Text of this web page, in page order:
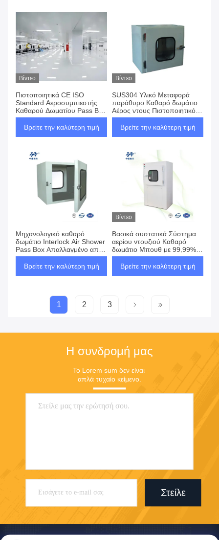
Βίντεο
Πιστοποιητικά CE ISO
Standard Αεροσυμπιεστής
Καθαρού Δωματίου Pass Box
Αφαίρεσης Σκόνης
Καθαρισμού Αέρα
Βρείτε την καλύτερη τιμή
Βίντεο
SUS304 Υλικό Μεταφορά
παράθυρο Καθαρό δωμάτιο
Αέρος ντους Πιστοποιητικό
κουτί Εργαστήριο Ατσάλι
Ατσάλι Αποτρέψτε ρύπανση
Βρείτε την καλύτερη τιμή
Μηχανολογικό καθαρό
δωμάτιο Interlock Air Shower
Pass Box Απαλλαγμένο από
σκόνη με μηχανή καθαρισμού
αέρα με φως UV
Βρείτε την καλύτερη τιμή
Βίντεο
Βασικά συστατικά Σύστημα
αερίου ντουζιού Καθαρό
δωμάτιο Μπουθ με 99,99%
αποτελεσματικότητα φίλτρου
Hepa σε 0,3um
Βρείτε την καλύτερη τιμή
1 2 3
Η συνδρομή μας
Το Lorem sum δεν είναι
απλά τυχαίο κείμενο.
Στείλε